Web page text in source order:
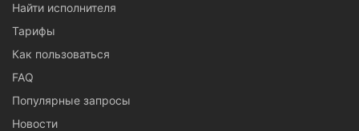
Найти исполнителя
Тарифы
Как пользоваться
FAQ
Популярные запросы
Новости